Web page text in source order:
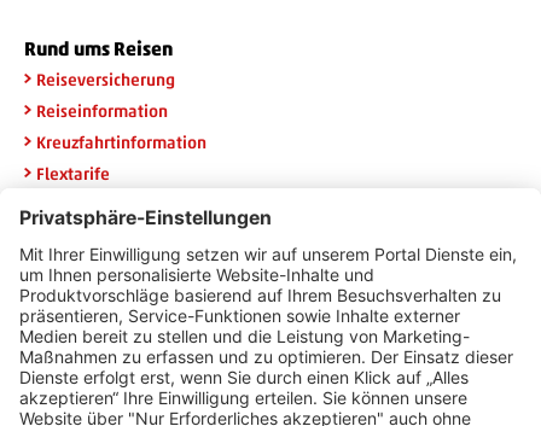
Rund ums Reisen
Reiseversicherung
Reiseinformation
Kreuzfahrtinformation
Flextarife
Widerruf HanseMerkur
Newsletteranmeldung
Erhalten Sie die neuesten Angebote per E-Mail und sichern Sie
sich 20 Euro Urlaubsgeld.
E-Mail Adresse